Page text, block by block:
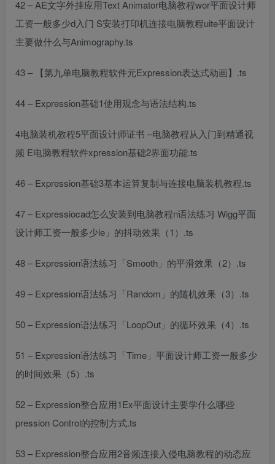
42 – AE文字外挂应用Text Animator电脑教程wor平面设计师
工资一般多少d入门 S安装打印机连接电脑教程uite平面设计
主要做什么与Animography.ts
43 – 【第九单电脑教程软件元Expression表达式动画】.ts
44 – Expression基础1使用观念与语法结构.ts
4电脑装机教程5平面设计师证书 –电脑教程从入门到精通视
频 E电脑教程软件xpression基础2界面功能.ts
46 – Expression基础3基本运算复制与连接电脑装机教程.ts
47 – Expressiocad怎么安装到电脑教程n语法练习 Wigg平面
设计师工资一般多少le」的抖动效果（1）.ts
48 – Expression语法练习「Smooth」的平滑效果（2）.ts
49 – Expression语法练习「Random」的随机效果（3）.ts
50 – Expression语法练习「LoopOut」的循环效果（4）.ts
51 – Expression语法练习「Time」 平面设计师工资一般多少
的时间效果（5）.ts
52 – Expression整合应用1Ex平面设计主要学什么哪些
pression Control的控制方式.ts
53 – Expression整合应用2音频连接入侵电脑教程的动态应